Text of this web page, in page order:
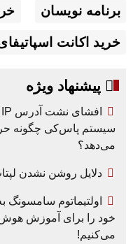
برنامه نویسان
خرید اکانت
پیشنهاد ویژه
سیستم پاس‌کی چگونه
می‌دهد؟
دلایل روشن نشدن
اولتیماتوم سامسونگ
خود را برای آموزش هوش
می‌کنیم!